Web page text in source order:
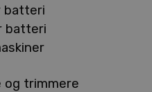
batteri
batteri
og trimmere